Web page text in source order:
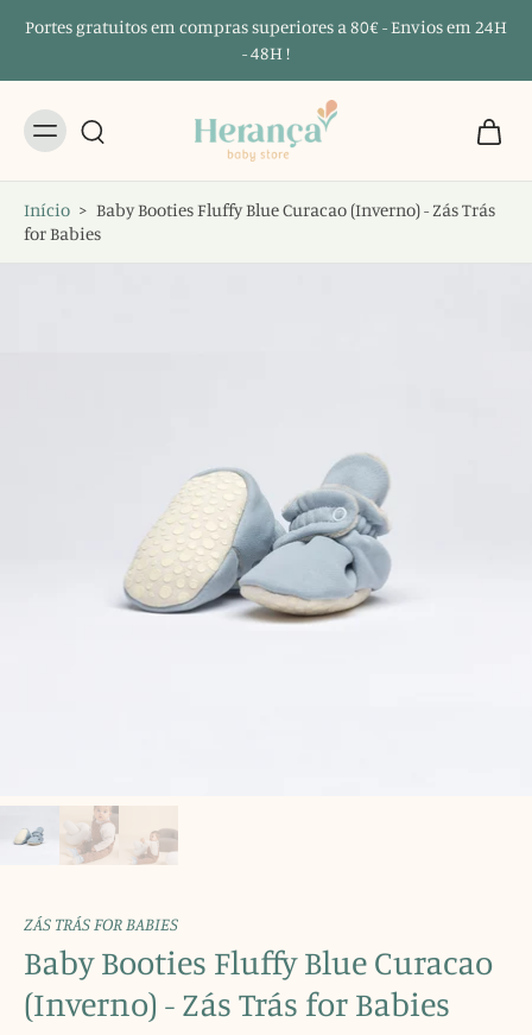
Portes gratuitos em compras superiores a 80€ - Envios em 24H
- 48H !
Início > Baby Booties Fluffy Blue Curacao (Inverno) - Zás Trás
for Babies
ZÁS TRÁS FOR BABIES
Baby Booties Fluffy Blue Curacao
(Inverno) - Zás Trás for Babies